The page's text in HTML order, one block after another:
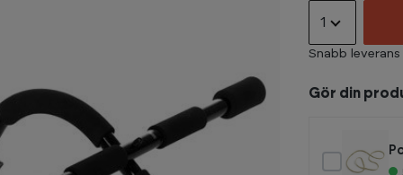
1
Snabb leverans
Gör din